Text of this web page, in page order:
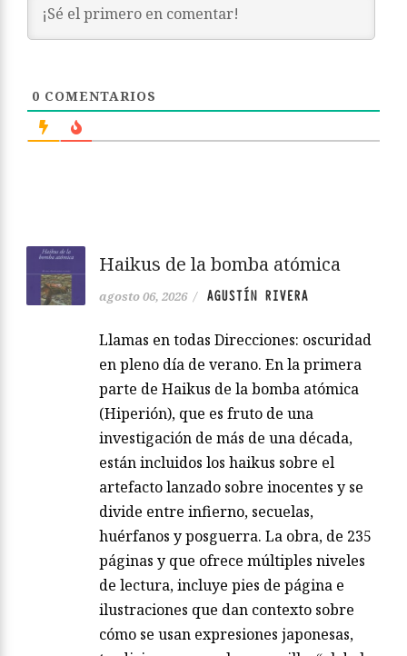
0 COMENTARIOS
Haikus de la bomba atómica
agosto 06, 2026 / AGUSTÍN RIVERA
Llamas en todas Direcciones: oscuridad
en pleno día de verano. En la primera
parte de Haikus de la bomba atómica
(Hiperión), que es fruto de una
investigación de más de una década,
están incluidos los haikus sobre el
artefacto lanzado sobre inocentes y se
divide entre infierno, secuelas,
huérfanos y posguerra. La obra, de 235
páginas y que ofrece múltiples niveles
de lectura, incluye pies de página e
ilustraciones que dan contexto sobre
cómo se usan expresiones japonesas,